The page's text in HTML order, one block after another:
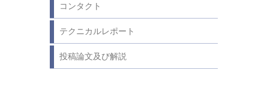
コンタクト
テクニカルレポート
投稿論文及び解説